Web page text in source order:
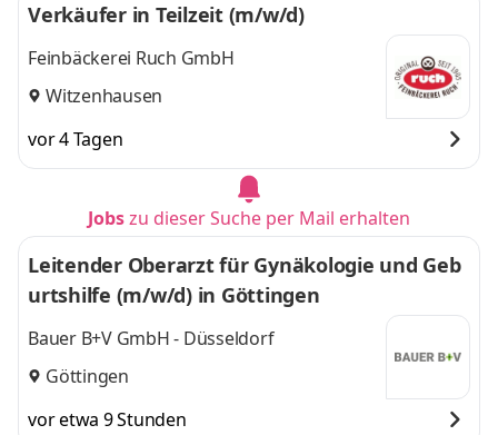
Verkäufer in Teilzeit (m/w/d)
Feinbäckerei Ruch GmbH
Witzenhausen
vor 4 Tagen
Jobszu dieser Suche per Mail erhalten
Leitender Oberarzt für Gynäkologie und Geb
urtshilfe (m/w/d) in Göttingen
Bauer B+V GmbH - Düsseldorf
Göttingen
vor etwa 9 Stunden